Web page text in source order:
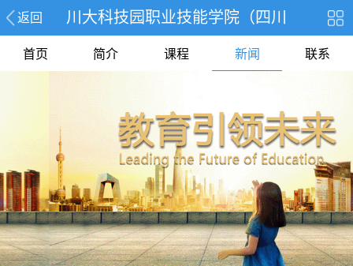
返回 川大科技园职业技能学院（四川
首页 简介 课程 新闻 联系